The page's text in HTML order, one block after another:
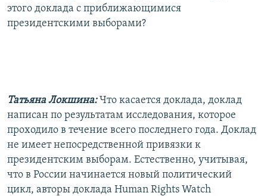
этого доклада с приближающимися
президентскими выборами?
Татьяна Локшина:Что касается доклада, доклад
написан по результатам исследования, которое
проходило в течение всего последнего года. Доклад
не имеет непосредственной привязки к
президентским выборам. Естественно, учитывая,
что в России начинается новый политический
цикл, авторы доклада Human Rights Watch